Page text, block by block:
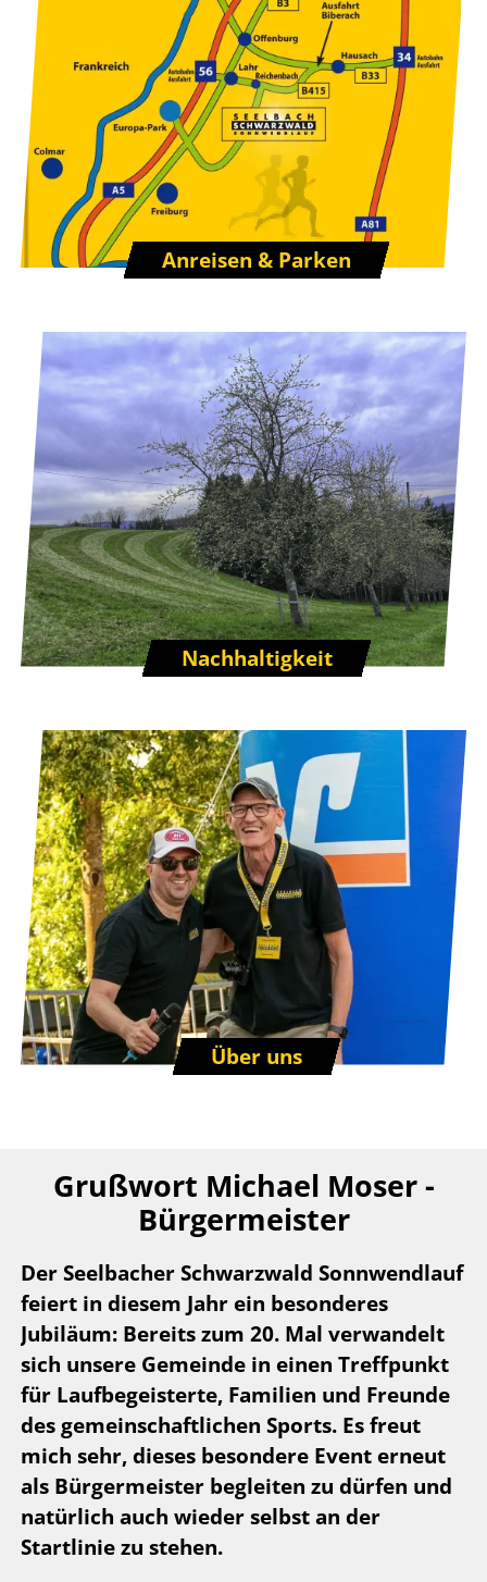
Anreisen & Parken
Nachhaltigkeit
Über uns
Grußwort Michael Moser -
Bürgermeister
Der Seelbacher Schwarzwald Sonnwendlauf
feiert in diesem Jahr ein besonderes
Jubiläum: Bereits zum 20. Mal verwandelt
sich unsere Gemeinde in einen Treffpunkt
für Laufbegeisterte, Familien und Freunde
des gemeinschaftlichen Sports. Es freut
mich sehr, dieses besondere Event erneut
als Bürgermeister begleiten zu dürfen und
natürlich auch wieder selbst an der
Startlinie zu stehen.